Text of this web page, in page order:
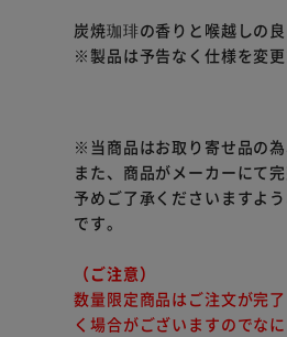
炭焼珈琲の香りと喉越しの
※製品は予告なく仕様を変
※当商品はお取り寄せ品の
また、商品がメーカーにて
予めご了承くださいますよ
です。
（ご注意）
数量限定商品はご注文が完
く場合がございますのでな